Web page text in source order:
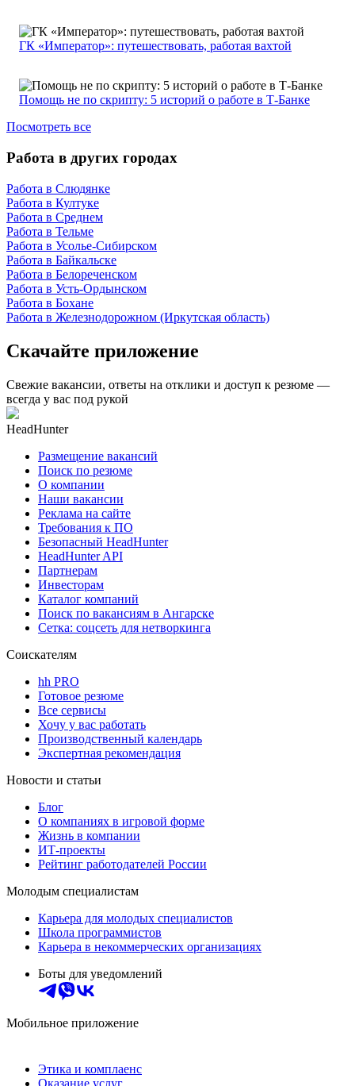
ГК «Император»: путешествовать, работая вахтой
Помощь не по скрипту: 5 историй о работе в Т-Банке
Посмотреть все
Работа в других городах
Работа в Слюдянке
Работа в Култуке
Работа в Среднем
Работа в Тельме
Работа в Усолье-Сибирском
Работа в Байкальске
Работа в Белореченском
Работа в Усть-Ордынском
Работа в Бохане
Работа в Железнодорожном (Иркутская область)
Скачайте приложение
Свежие вакансии, ответы на отклики и доступ к резюме —
всегда у вас под рукой
HeadHunter
Размещение вакансий
Поиск по резюме
О компании
Наши вакансии
Реклама на сайте
Требования к ПО
Безопасный HeadHunter
HeadHunter API
Партнерам
Инвесторам
Каталог компаний
Поиск по вакансиям в Ангарске
Сетка: соцсеть для нетворкинга
Соискателям
hh PRO
Готовое резюме
Все сервисы
Хочу у вас работать
Производственный календарь
Экспертная рекомендация
Новости и статьи
Блог
О компаниях в игровой форме
Жизнь в компании
ИТ-проекты
Рейтинг работодателей России
Молодым специалистам
Карьера для молодых специалистов
Школа программистов
Карьера в некоммерческих организациях
Боты для уведомлений
Мобильное приложение
Этика и комплаенс
Оказание услуг